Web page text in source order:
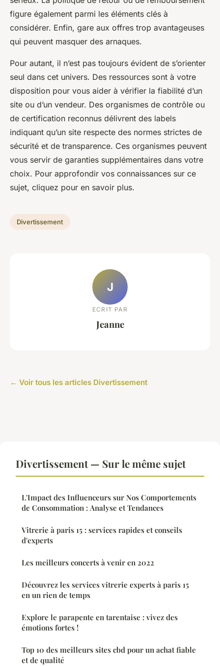
figure également parmi les éléments clés à
considérer. Enfin, gare aux offres trop avantageuses
qui peuvent masquer des arnaques.
Pour autant, il n’est pas toujours évident de s’orienter
seul dans cet univers. Des ressources sont à votre
disposition pour vous aider à vérifier la fiabilité d’un
site ou d’un vendeur. Des organismes de contrôle ou
de certification reconnus délivrent des labels
indiquant qu’un site respecte des normes strictes de
sécurité et de transparence. Ces organismes peuvent
vous servir de garanties supplémentaires dans votre
choix. Pour approfondir vos connaissances sur ce
sujet, cliquez pour en savoir plus.
Divertissement
J
ECRIT PAR
Jeanne
← Voir tous les articles Divertissement
Divertissement — Sur le même sujet
L'Impact des Influenceurs sur Nos Comportements
de Consommation : Analyse et Tendances
Vitrerie à paris 15 : services rapides et conseils
d'experts
Les meilleurs concerts à venir en 2022
Découvrez les services vitrerie experts à paris 15
en un rien de temps
Explore le parapente en tarentaise : vivez des
émotions fortes !
Top 10 des meilleurs sites cbd pour un achat fiable
et de qualité